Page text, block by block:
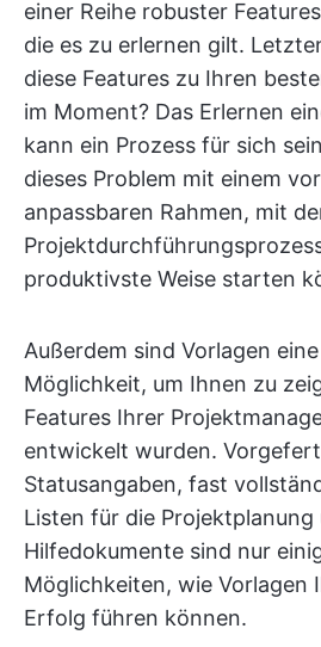
einer Reihe robuster
die es zu erlernen gilt.
diese Features zu Ihren
im Moment? Das Erlernen
kann ein Prozess für sich
dieses Problem mit einem
anpassbaren Rahmen, mit
produktivste Weise starten
Außerdem sind Vorlagen
Möglichkeit, um Ihnen zu
Features Ihrer
entwickelt wurden.
Statusangaben, fast
Listen für die Projektplanung
Hilfedokumente sind nur
Möglichkeiten, wie Vorlagen
Erfolg führen können.